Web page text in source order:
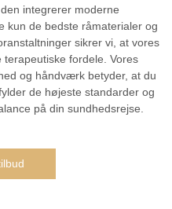
integrerer moderne
kun de bedste råmaterialer og
sikrer vi, at vores
fordele. Vores
og håndværk betyder, at du
de højeste standarder og
på din sundhedsrejse.